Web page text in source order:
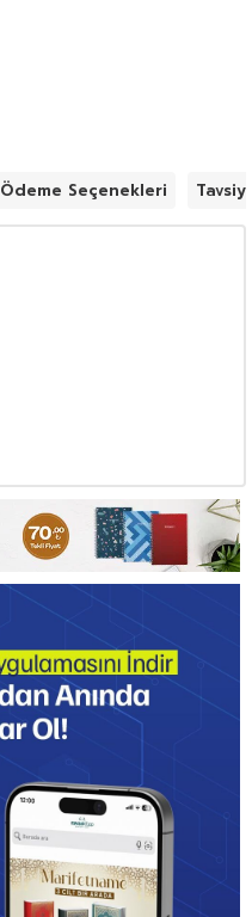
Ödeme Seçenekleri